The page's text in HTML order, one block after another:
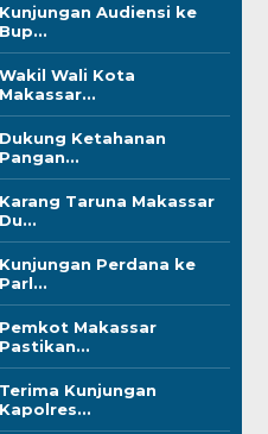
Kunjungan Audiensi ke
Bup...
Wakil Wali Kota
Makassar...
Dukung Ketahanan
Pangan...
Karang Taruna Makassar
Du...
Kunjungan Perdana ke
Parl...
Pemkot Makassar
Pastikan...
Terima Kunjungan
Kapolres...